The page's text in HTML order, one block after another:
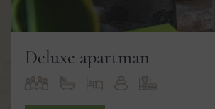
Deluxe apartman